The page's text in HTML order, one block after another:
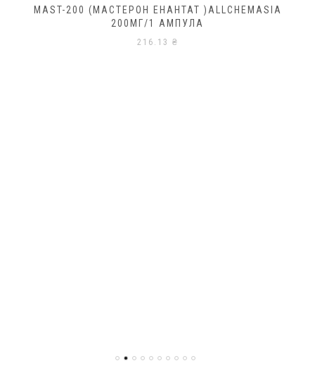
MAST-200 (МАСТЕРОН ЕНАНТАТ )ALLCHEMASIA
200МГ/1 АМПУЛА
216.13 ₴